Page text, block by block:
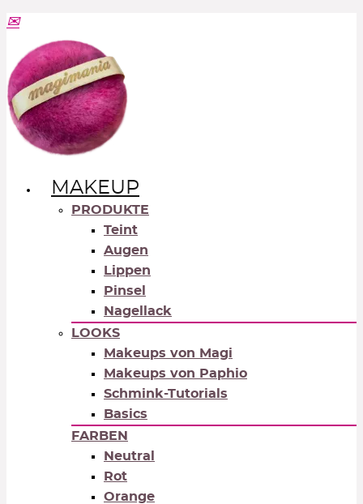
MAKEUP
PRODUKTE
Teint
Augen
Lippen
Pinsel
Nagellack
LOOKS
Makeups von Magi
Makeups von Paphio
Schmink-Tutorials
Basics
FARBEN
Neutral
Rot
Orange